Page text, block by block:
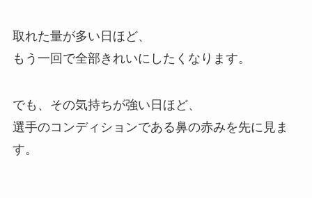
取れた量が多い日ほど、
もう一回で全部きれいにしたくなります。
でも、その気持ちが強い日ほど、
選手のコンディションである鼻の赤みを先に見ま
す。